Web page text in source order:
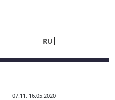
RU
07:11, 16.05.2020